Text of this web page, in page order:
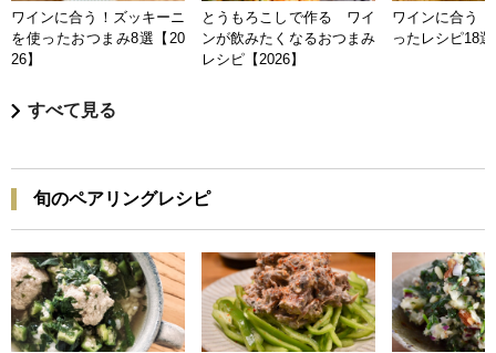
ワインに合う！ズッキーニ
を使ったおつまみ8選【20
26】
とうもろこしで作る ワイ
ンが飲みたくなるおつまみ
レシピ【2026】
ワインに合う
ったレシピ18
すべて見る
旬のペアリングレシピ